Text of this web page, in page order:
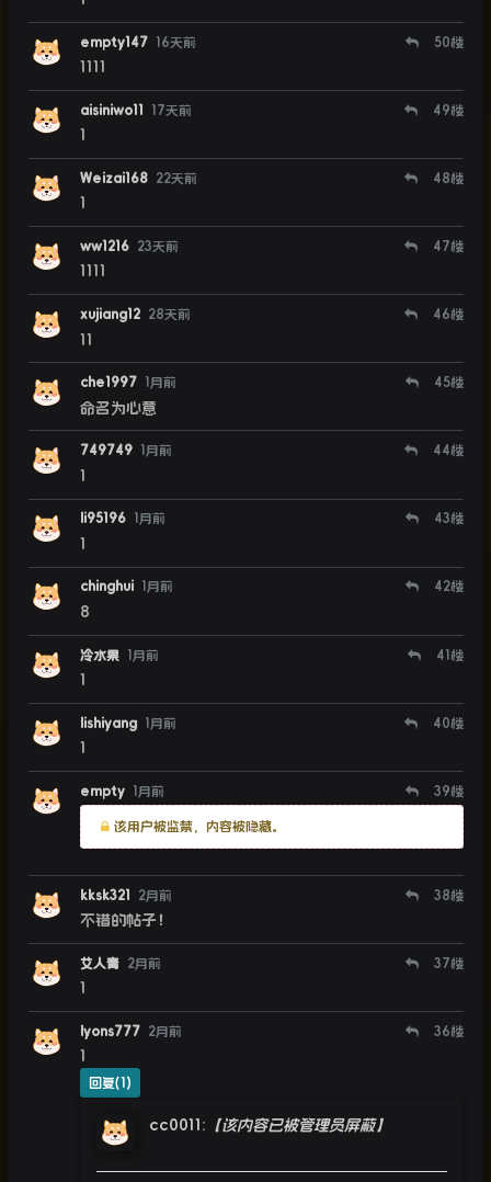
empty147 16天前 50楼
1111
aisiniwo11 17天前 49楼
1
Weizai168 22天前 48楼
1
ww1216 23天前 47楼
1111
xujiang12 28天前 46楼
11
che1997 1月前 45楼
命名为心意
749749 1月前 44楼
1
li95196 1月前 43楼
1
chinghui 1月前 42楼
8
冷水果 1月前 41 楼
1
lishiyang 1月前 40楼
1
empty 1月前 39楼
该用户被监禁，内容被隐藏。
kksk321 2月前 38楼
不错的帖子！
艾人青 2月前 37楼
1
lyons777 2月前 36楼
1
回复(1)
cc0011 : 【该内容已被管理员屏蔽】